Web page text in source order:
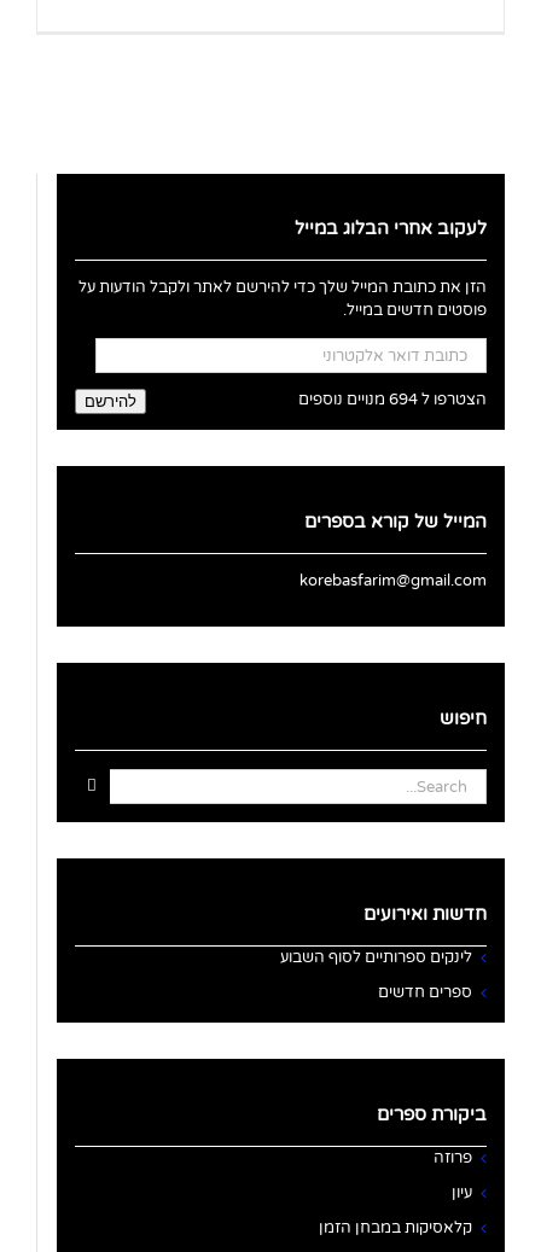
לעקוב אחרי הבלוג במייל
הזן את כתובת המייל שלך כדי להירשם לאתר ולקבל הודעות על
פוסטים חדשים במייל.
כתובת
דואר
אלקטרוני
להירשם הצטרפו ל 694 מנויים נוספים
המייל של קורא בספרים
korebasfarim@gmail.com
חיפוש
Search
for:
חדשות ואירועים
לינקים ספרותיים לסוף השבוע
ספרים חדשים
ביקורת ספרים
פרוזה
עיון
קלאסיקות במבחן הזמן